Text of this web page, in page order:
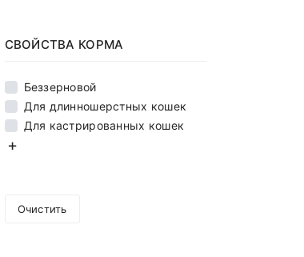
СВОЙСТВА КОРМА
Беззерновой
Для длинношерстных кошек
Для кастрированных кошек
Очистить